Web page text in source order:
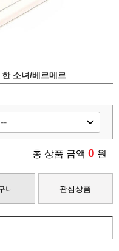
소녀/베르메르
총 상품 금액 0 원
니 관심상품